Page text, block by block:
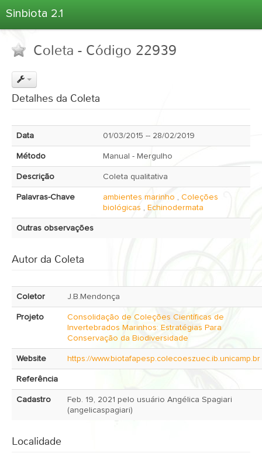
Sinbiota 2.1
Informações Ambientais
Coletas
Atlas 2.1
Estatísticas
Sobre o Sinbiota
Coleta - Código 22939
Detalhes da Coleta
Data 01/03/2015 -- 28/02/2019
Método Manual - Mergulho
Descrição Coleta qualitativa
Palavras-Chave ambientes marinho , Coleções
biológicas , Echinodermata
Outras observações
Autor da Coleta
Coletor J.B.Mendonça
Projeto
Consolidação de Coleções Científicas de
Invertebrados Marinhos: Estratégias Para
Conservação da Biodiversidade
Website https://www.biotafapesp.colecoeszuec.ib.unicamp.br
Referência
Cadastro
Feb. 19, 2021 pelo usuário Angélica Spagiari
(angelicaspagiari)
Localidade